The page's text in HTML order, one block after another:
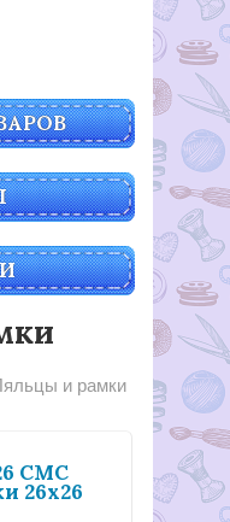
и рамки
CMC
26х26